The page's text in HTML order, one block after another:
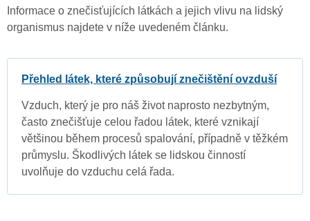
Informace o znečisťujících látkách a jejich vlivu na lidský
organismus najdete v níže uvedeném článku.
Přehled látek, které způsobují znečištění ovzduší
Vzduch, který je pro náš život naprosto nezbytným,
často znečišťuje celou řadou látek, které vznikají
většinou během procesů spalování, případně v těžkém
průmyslu. Škodlivých látek se lidskou činností
uvolňuje do vzduchu celá řada.